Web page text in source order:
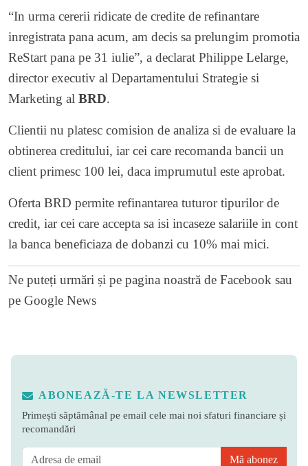
“In urma cererii ridicate de credite de refinantare
inregistrata pana acum, am decis sa prelungim promotia
ReStart pana pe 31 iulie”, a declarat Philippe Lelarge,
director executiv al Departamentului Strategie si
Marketing al BRD.
Clientii nu platesc comision de analiza si de evaluare la
obtinerea creditului, iar cei care recomanda bancii un
client primesc 100 lei, daca imprumutul este aprobat.
Oferta BRD permite refinantarea tuturor tipurilor de
credit, iar cei care accepta sa isi incaseze salariile in cont
la banca beneficiaza de dobanzi cu 10% mai mici.
Ne puteți urmări și pe pagina noastră de Facebook sau
pe Google News
ABONEAZĂ-TE LA NEWSLETTER
Primești săptămânal pe email cele mai noi sfaturi financiare și
recomandări
Mă abonez